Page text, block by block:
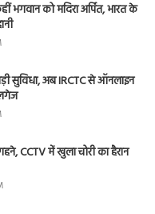
भगवान को मदिरा अर्पित, भारत के
सुविधा, अब IRCTC से ऑनलाइन
CCTV में खुला चोरी का हैरान